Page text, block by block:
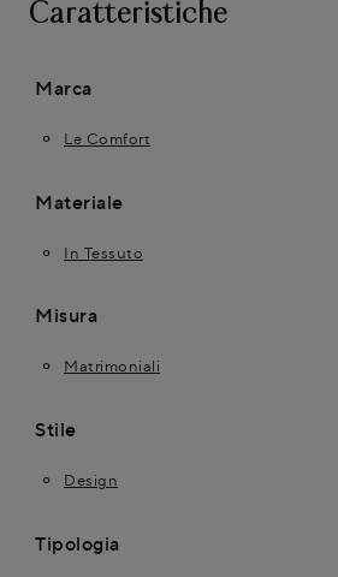
Caratteristiche
Marca
Le Comfort
Materiale
In Tessuto
Misura
Matrimoniali
Stile
Design
Tipologia